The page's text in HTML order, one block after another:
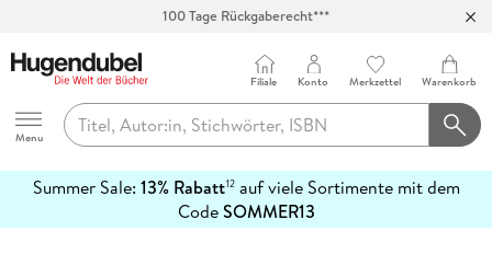
100 Tage Rückgaberecht***
Hugendubel
Menu
Filiale Konto Merkzettel Warenkorb
Summer Sale: 13% Rabatt12auf viele Sortimente mit dem
CodeSOMMER13
erfahren